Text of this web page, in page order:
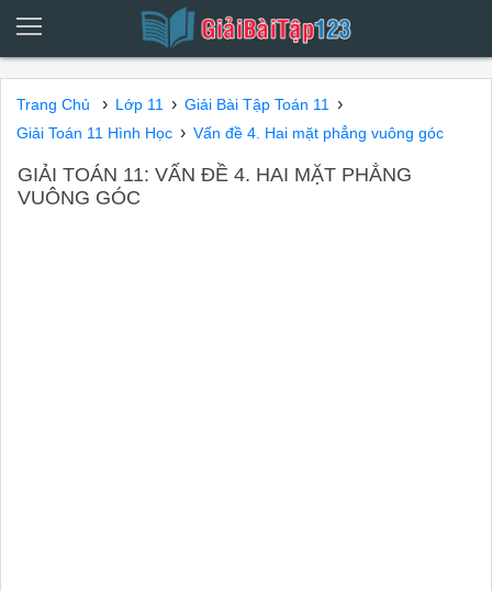
Trang Chủ › Lớp 11 › Giải Bài Tập Toán 11 ›
Giải Toán 11 Hình Học › Vấn đề 4. Hai mặt phẳng vuông góc
GIẢI TOÁN 11: VẤN ĐỀ 4. HAI MẶT PHẲNG
VUÔNG GÓC